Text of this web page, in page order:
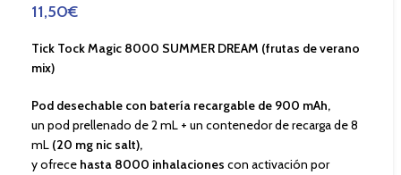
11,50€
Tick Tock Magic 8000 SUMMER DREAM (frutas de verano
mix)
Pod desechable con batería recargable de 900 mAh,
un pod prellenado de 2 mL + un contenedor de recarga de 8
mL (20 mg nic salt),
y ofrece hasta 8000 inhalaciones con activación por